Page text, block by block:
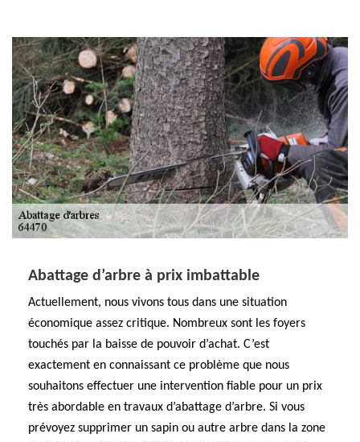
Abattage d’arbre à prix imbattable
Actuellement, nous vivons tous dans une situation
économique assez critique. Nombreux sont les foyers
touchés par la baisse de pouvoir d’achat. C’est
exactement en connaissant ce problème que nous
souhaitons effectuer une intervention fiable pour un prix
très abordable en travaux d’abattage d’arbre. Si vous
prévoyez supprimer un sapin ou autre arbre dans la zone